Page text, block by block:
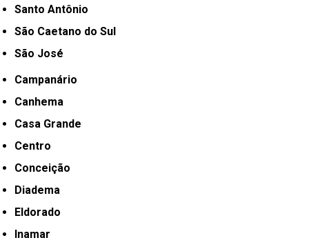
Santo Antônio
São Caetano do Sul
São José
Campanário
Canhema
Casa Grande
Centro
Conceição
Diadema
Eldorado
Inamar